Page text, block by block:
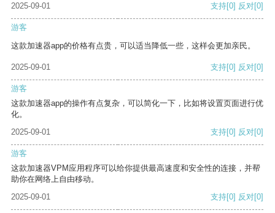
2025-09-01
支持[0] 反对[0]
游客
这款加速器app的价格有点贵，可以适当降低一些，这样会更加亲民。
2025-09-01 支持[0] 反对[0]
游客
这款加速器app的操作有点复杂，可以简化一下，比如将设置页面进行优
化。
2025-09-01
支持[0] 反对[0]
游客
这款加速器VPM应用程序可以给你提供最高速度和安全性的连接，并帮
助你在网络上自由移动。
2025-09-01
支持[0] 反对[0]